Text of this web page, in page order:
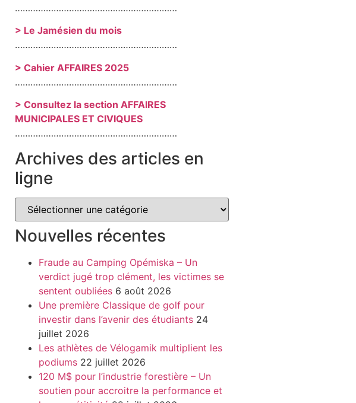
………………………………………………………
> Le Jamésien du mois
………………………………………………………
> Cahier AFFAIRES 2025
………………………………………………………
> Consultez la section AFFAIRES
MUNICIPALES ET CIVIQUES
………………………………………………………
Archives des articles en
ligne
Nouvelles récentes
Fraude au Camping Opémiska – Un
verdict jugé trop clément, les victimes se
sentent oubliées 6 août 2026
Une première Classique de golf pour
investir dans l’avenir des étudiants 24
juillet 2026
Les athlètes de Vélogamik multiplient les
podiums 22 juillet 2026
120 M$ pour l’industrie forestière – Un
soutien pour accroitre la performance et